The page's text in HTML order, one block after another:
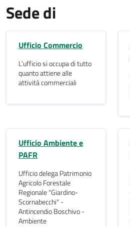
Sede di
Ufficio Commercio
L’ufficio si occupa di tutto
quanto attiene alle
attività commerciali
Ufficio Ambiente e
PAFR
Ufficio delega Patrimonio
Agricolo Forestale
Regionale "Giardino-
Scornabecchi" -
Antincendio Boschivo -
Ambiente